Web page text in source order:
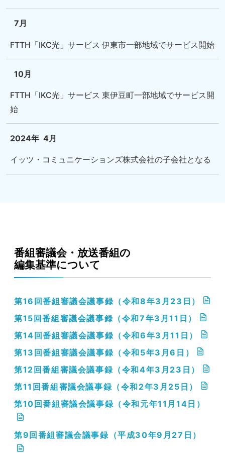
7月
FTTH「IKC光」サービス 伊東市一部地域でサービス開始
10月
FTTH「IKC光」サービス 東伊豆町一部地域でサービス開
始
2024年 4月
イッツ・コミュニケーションズ株式会社の子会社となる
番組審議会・放送番組の
編集基準について
第16回番組審議会議事録（令和8年3月23日）
第15回番組審議会議事録（令和7年3月11日）
第14回番組審議会議事録（令和6年3月11日）
第13回番組審議会議事録（令和5年3月6日）
第12回番組審議会議事録（令和4年3月23日）
第11回番組審議会議事録（令和2年3月25日）
第10回番組審議会議事録（令和元年11月14日）
第9回番組審議会議事録（平成30年9月27日）